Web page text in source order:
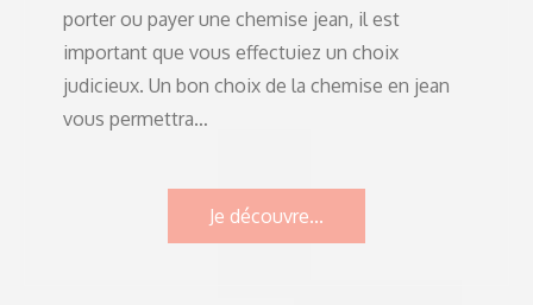
porter ou payer une chemise jean, il est
important que vous effectuiez un choix
judicieux. Un bon choix de la chemise en jean
vous permettra…
Je découvre...